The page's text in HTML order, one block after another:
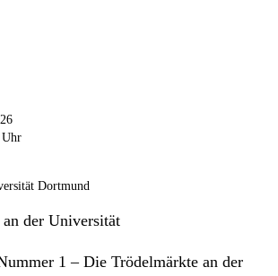
Uhr
Dortmund
der Universität
1 – Die Trödelmärkte an der